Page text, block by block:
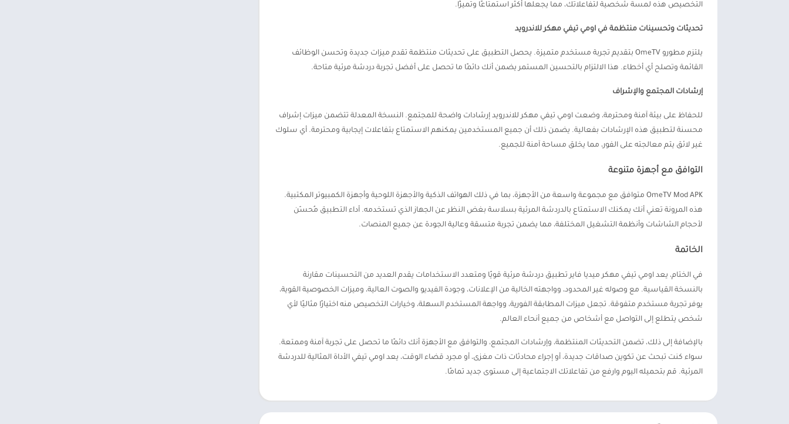
التخصيص هذه لمسة شخصية لتفاعلاتك، مما يجعلها أكثر استمتاعًا وتميزًا.
تحديثات وتحسينات منتظمة في اومي تيفي مهكر للاندرويد
يلتزم مطورو OmeTV بتقديم تجربة مستخدم متميزة. يحصل التطبيق على تحديثات منتظمة تقدم ميزات جديدة وتحسن الوظائف
القائمة وتصلح أي أخطاء. هذا الالتزام بالتحسين المستمر يضمن أنك دائمًا ما تحصل على أفضل تجربة دردشة مرئية متاحة.
إرشادات المجتمع والإشراف
للحفاظ على بيئة آمنة ومحترمة، وضعت اومي تيفي مهكر للاندرويد إرشادات واضحة للمجتمع. النسخة المعدلة تتضمن ميزات إشراف
محسنة لتطبيق هذه الإرشادات بفعالية. يضمن ذلك أن جميع المستخدمين يمكنهم الاستمتاع بتفاعلات إيجابية ومحترمة. أي سلوك
غير لائق يتم معالجته على الفور، مما يخلق مساحة آمنة للجميع.
التوافق مع أجهزة متنوعة
OmeTV Mod APK متوافق مع مجموعة واسعة من الأجهزة، بما في ذلك الهواتف الذكية والأجهزة اللوحية وأجهزة الكمبيوتر المكتبية.
هذه المرونة تعني أنك يمكنك الاستمتاع بالدردشة المرئية بسلاسة بغض النظر عن الجهاز الذي تستخدمه. أداء التطبيق مُحسّن
لأحجام الشاشات وأنظمة التشغيل المختلفة، مما يضمن تجربة متسقة وعالية الجودة عن جميع المنصات.
الخاتمة
في الختام، يعد اومي تيفي مهكر ميديا فاير تطبيق دردشة مرئية قويًا ومتعدد الاستخدامات يقدم العديد من التحسينات مقارنة
بالنسخة القياسية. مع وصوله غير المحدود، وواجهته الخالية من الإعلانات، وجودة الفيديو والصوت العالية، وميزات الخصوصية القوية،
يوفر تجربة مستخدم متفوقة. تجعل ميزات المطابقة الفورية، وواجهة المستخدم السهلة، وخيارات التخصيص منه اختيارًا مثاليًا لأي
شخص يتطلع إلى التواصل مع أشخاص من جميع أنحاء العالم.
بالإضافة إلى ذلك، تضمن التحديثات المنتظمة، وإرشادات المجتمع، والتوافق مع الأجهزة أنك دائمًا ما تحصل على تجربة آمنة وممتعة.
سواء كنت تبحث عن تكوين صداقات جديدة، أو إجراء محادثات ذات مغزى، أو مجرد قضاء الوقت، يعد اومي تيفي الأداة المثالية للدردشة
المرئية. قم بتحميله اليوم وارفع من تفاعلاتك الاجتماعية إلى مستوى جديد تمامًا.